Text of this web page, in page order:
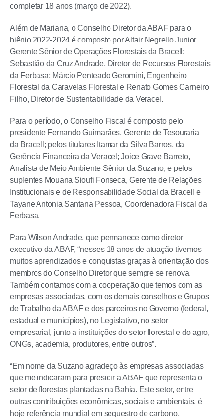
completar 18 anos (março de 2022).
Além de Mariana, o Conselho Diretor da ABAF para o
biênio 2022-2024 é composto por Altair Negrello Junior,
Gerente Sênior de Operações Florestais da Bracell;
Sebastião da Cruz Andrade, Diretor de Recursos Florestais
da Ferbasa; Márcio Penteado Geromini, Engenheiro
Florestal da Caravelas Florestal e Renato Gomes Carneiro
Filho, Diretor de Sustentabilidade da Veracel.
Para o período, o Conselho Fiscal é composto pelo
presidente Fernando Guimarães, Gerente de Tesouraria
da Bracell; pelos titulares Itamar da Silva Barros, da
Gerência Financeira da Veracel; Joice Grave Barreto,
Analista de Meio Ambiente Sênior da Suzano; e pelos
suplentes Mouana Sioufi Fonseca, Gerente de Relações
Institucionais e de Responsabilidade Social da Bracell e
Tayane Antonia Santana Pessoa, Coordenadora Fiscal da
Ferbasa.
Para Wilson Andrade, que permanece como diretor
executivo da ABAF, “nesses 18 anos de atuação tivemos
muitos aprendizados e conquistas graças à orientação dos
membros do Conselho Diretor que sempre se renova.
Também contamos com a cooperação que temos com as
empresas associadas, com os demais conselhos e Grupos
de Trabalho da ABAF e dos parceiros no Governo (federal,
estadual e municípios), no Legislativo, no setor
empresarial, junto a instituições do setor florestal e do agro,
ONGs, academia, produtores, entre outros”.
“Em nome da Suzano agradeço às empresas associadas
que me indicaram para presidir a ABAF que representa o
setor de florestas plantadas na Bahia. Este setor, entre
outras contribuições econômicas, sociais e ambientais, é
hoje referência mundial em sequestro de carbono,